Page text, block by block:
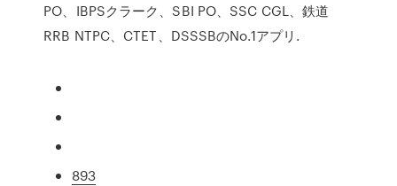
PO、IBPSクラーク、SBI PO、SSC CGL、鉄道
RRB NTPC、CTET、DSSSBのNo.1アプリ.
893